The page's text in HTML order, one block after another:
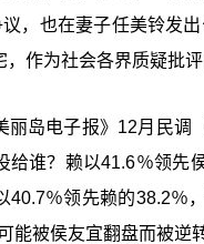
议，也在妻子任美铃发
作为社会各界质疑批评
丽岛电子报》12月民
给谁？赖以41.6％领先
40.7％领先赖的38.2％
能被侯友宜翻盘而被逆转